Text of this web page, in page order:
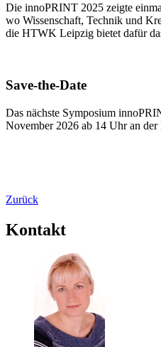
Die innoPRINT 2025 zeigte
wo Wissenschaft, Technik und
die HTWK Leipzig bietet dafür
Save-the-Date
Das nächste Symposium
November 2026 ab 14 Uhr an
Zurück
Kontakt